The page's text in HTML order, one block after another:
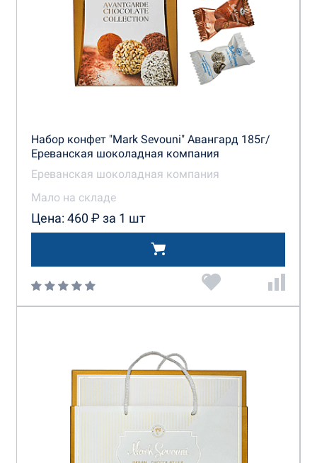
Набор конфет "Mark Sevouni" Авангард 185г/
Ереванская шоколадная компания
Ереванская шоколадная компания
Мало на складе
Цена: 460 ₽ за 1 шт